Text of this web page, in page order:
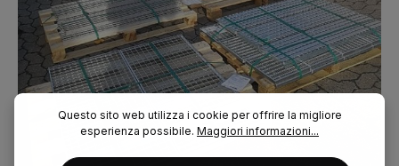
Questo sito web utilizza i cookie per offrire la migliore
esperienza possibile. Maggiori informazioni...